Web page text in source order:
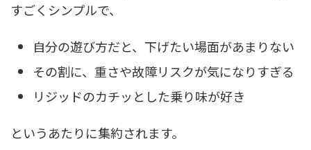
すごくシンプルで、
自分の遊び方だと、下げたい場面があまりない
その割に、重さや故障リスクが気になりすぎる
リジッドのカチッとした乗り味が好き
というあたりに集約されます。